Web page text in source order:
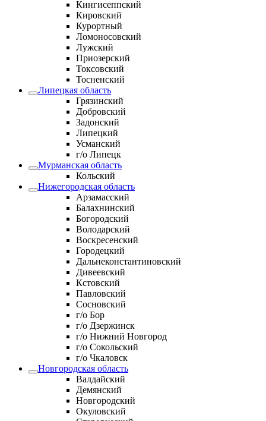
Кингисеппский
Кировский
Курортный
Ломоносовский
Лужский
Приозерский
Токсовский
Тосненский
Липецкая область
Грязинский
Добровский
Задонский
Липецкий
Усманский
г/о Липецк
Мурманская область
Кольский
Нижегородская область
Арзамасский
Балахнинский
Богородский
Володарский
Воскресенский
Городецкий
Дальнеконстантиновский
Дивеевский
Кстовский
Павловский
Сосновский
г/о Бор
г/о Дзержинск
г/о Нижний Новгород
г/о Сокольский
г/о Чкаловск
Новгородская область
Валдайский
Демянский
Новгородский
Окуловский